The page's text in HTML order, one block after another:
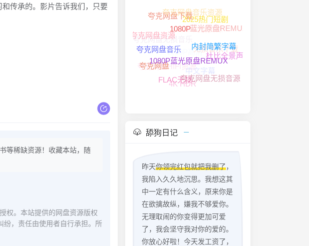
传承的。影片告诉我们，只要
等稀缺资源！收藏本站，随
权。本站提供的网盘资源版权
纷，责任由使用者自行承担。所
夸克网盘无损音乐
夸克网盘资源
夸克网盘下载
夸克网盘音乐资源
1080P高清资源
1080P高清
夸克网盘HIFI资源
夸克网盘
夸克网盘音乐
2025热门短剧
蓝光原盘REMUX
无损音乐下载
中文字幕
4K HDR
FLAC无损
1080P蓝光原盘REMUX
内封简繁字幕
杜比全景声
夸克网盘无损音源
舔狗日记
昨天你领完红包就把我删了，
我陷入久久地沉思。我想这其
中一定有什么含义，原来你是
在欲擒故纵，嫌我不够爱你。
无理取闹的你变得更加可爱
了，我会坚守我对你的爱的。
你放心好啦！今天发工资了，